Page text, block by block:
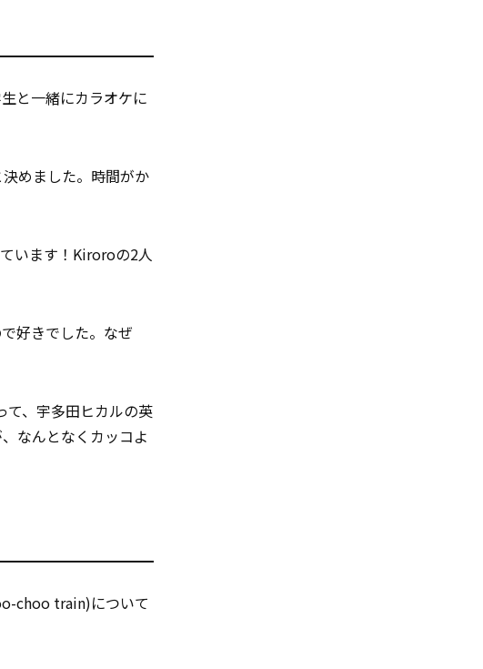
と一緒にカラオケに
めました。時間がか
います！Kiroroの2人
好きでした。なぜ
て、宇多田ヒカルの英
なんとなくカッコよ
choo train)について